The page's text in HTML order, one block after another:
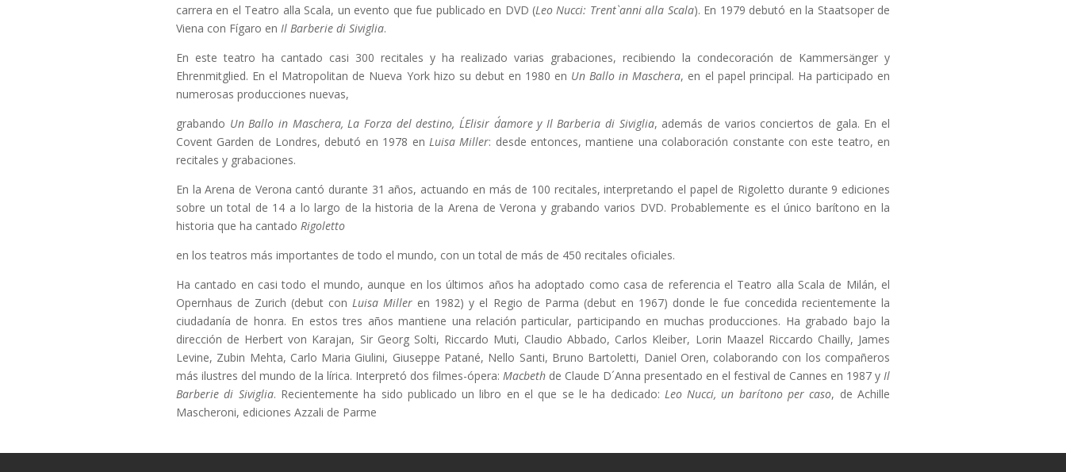
carrera en el Teatro alla Scala, un evento que fue publicado en DVD (Leo Nucci: Trent`anni alla Scala). En 1979 debutó en la Staatsoper de
Viena con Fígaro en Il Barberie di Siviglia.
En este teatro ha cantado casi 300 recitales y ha realizado varias grabaciones, recibiendo la condecoración de Kammersänger y
Ehrenmitglied. En el Matropolitan de Nueva York hizo su debut en 1980 en Un Ballo in Maschera, en el papel principal. Ha participado en
numerosas producciones nuevas,
grabando Un Ballo in Maschera, La Forza del destino, L´Elisir d´amore y Il Barberia di Siviglia, además de varios conciertos de gala. En el
Covent Garden de Londres, debutó en 1978 en Luisa Miller: desde entonces, mantiene una colaboración constante con este teatro, en
recitales y grabaciones.
En la Arena de Verona cantó durante 31 años, actuando en más de 100 recitales, interpretando el papel de Rigoletto durante 9 ediciones
sobre un total de 14 a lo largo de la historia de la Arena de Verona y grabando varios DVD. Probablemente es el único barítono en la
historia que ha cantado Rigoletto
en los teatros más importantes de todo el mundo, con un total de más de 450 recitales oficiales.
Ha cantado en casi todo el mundo, aunque en los últimos años ha adoptado como casa de referencia el Teatro alla Scala de Milán, el
Opernhaus de Zurich (debut conLuisa Miller en 1982) y el Regio de Parma (debut en 1967) donde le fue concedida recientemente la
ciudadanía de honra. En estos tres años mantiene una relación particular, participando en muchas producciones. Ha grabado bajo la
dirección de Herbert von Karajan, Sir Georg Solti, Riccardo Muti, Claudio Abbado, Carlos Kleiber, Lorin Maazel Riccardo Chailly, James
Levine, Zubin Mehta, Carlo Maria Giulini, Giuseppe Patané, Nello Santi, Bruno Bartoletti, Daniel Oren, colaborando con los compañeros
más ilustres del mundo de la lírica. Interpretó dos filmes-ópera: Macbeth de Claude D´Anna presentado en el festival de Cannes en 1987 y Il
Barberie di Siviglia. Recientemente ha sido publicado un libro en el que se le ha dedicado: Leo Nucci, un barítono per caso, de Achille
Mascheroni, ediciones Azzali de Parme